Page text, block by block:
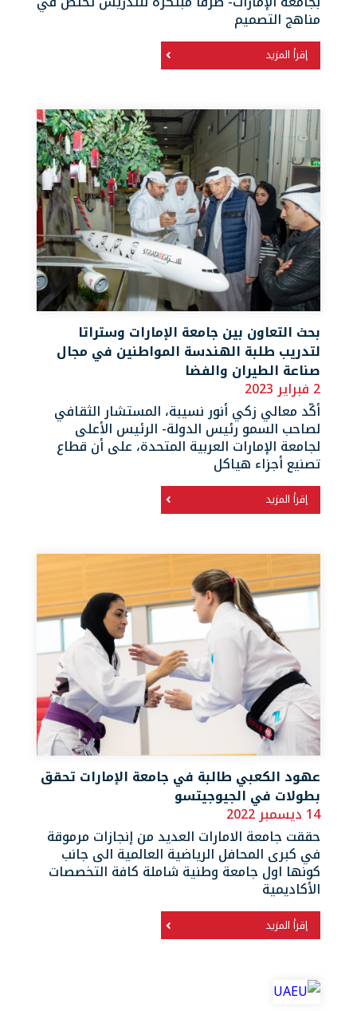
مناهج التصميم
إقرأ المزيد
بحث التعاون بين جامعة الإمارات وستراتا
لتدريب طلبة الهندسة المواطنين في مجال
صناعة الطيران والفضا
2 فبراير 2023
أكّد معالي زكي أنور نسيبة، المستشار الثقافي
لصاحب السمو رئيس الدولة- الرئيس الأعلى
لجامعة الإمارات العربية المتحدة، على أن قطاع
تصنيع أجزاء هياكل
إقرأ المزيد
عهود الكعبي طالبة في جامعة الإمارات تحقق
بطولات في الجيوجيتسو
14 ديسمبر 2022
حققت جامعة الامارات العديد من إنجازات مرموقة
في كبرى المحافل الرياضية العالمية الى جانب
كونها اول جامعة وطنية شاملة كافة التخصصات
الأكاديمية
إقرأ المزيد